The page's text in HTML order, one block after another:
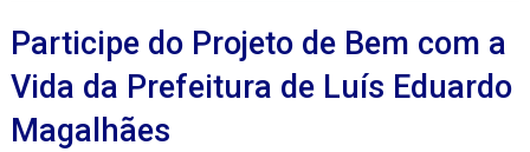
Participe do Projeto de Bem com a
Vida da Prefeitura de Luís Eduardo
Magalhães